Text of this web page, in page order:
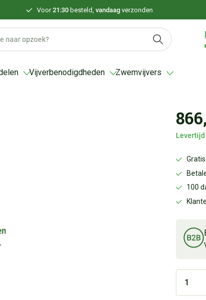
Voor21:30 besteld,vandaagverzonden
Vijverbenodigdheden Zwemvijvers
Levertijd
100